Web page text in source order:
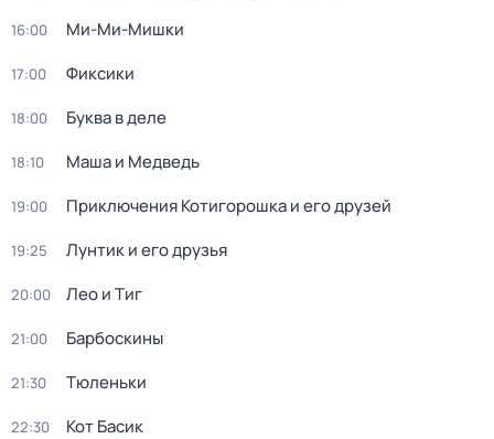
16:00 Ми-Ми-Мишки
17:00 Фиксики
18:00 Буква в деле
18:10 Маша и Медведь
19:00 Приключения Котигорошка и его друзей
19:25 Лунтик и его друзья
20:00 Лео и Тиг
21:00 Барбоскины
21:30 Тюленьки
22:30 Кот Басик